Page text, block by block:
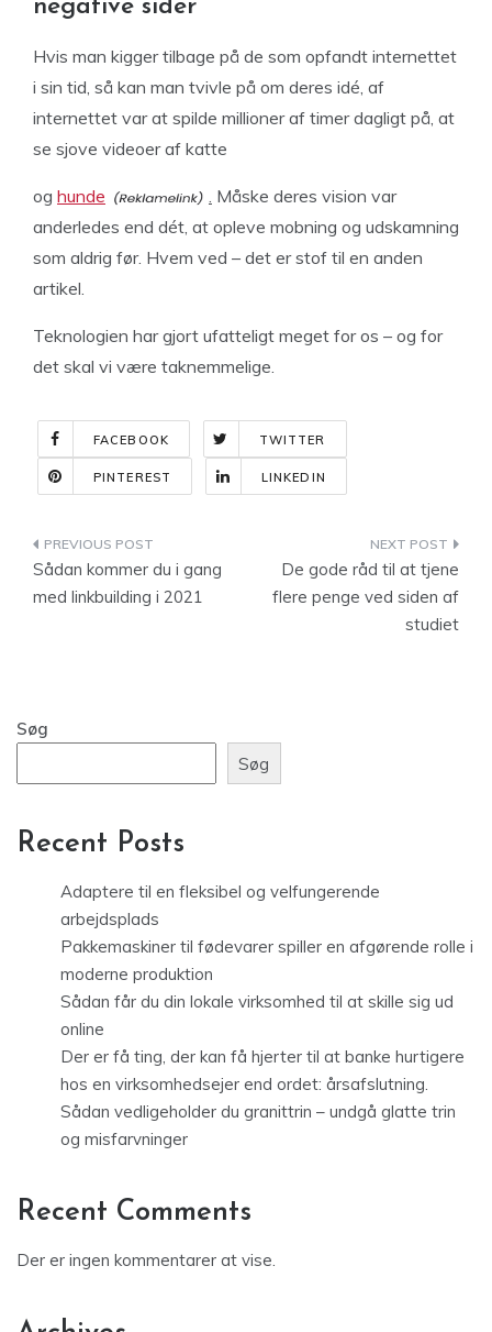
negative sider
Hvis man kigger tilbage på de som opfandt internettet
i sin tid, så kan man tvivle på om deres idé, af
internettet var at spilde millioner af timer dagligt på, at
se sjove videoer af katte
og hunde . Måske deres vision var
anderledes end dét, at opleve mobning og udskamning
som aldrig før. Hvem ved – det er stof til en anden
artikel.
Teknologien har gjort ufatteligt meget for os – og for
det skal vi være taknemmelige.
FACEBOOK TWITTER
PINTEREST LINKEDIN
Indlægsnavigation
Sådan kommer du i gang
med linkbuilding i 2021
De gode råd til at tjene
flere penge ved siden af
studiet
Søg
Søg
Recent Posts
Adaptere til en fleksibel og velfungerende
arbejdsplads
Pakkemaskiner til fødevarer spiller en afgørende rolle i
moderne produktion
Sådan får du din lokale virksomhed til at skille sig ud
online
Der er få ting, der kan få hjerter til at banke hurtigere
hos en virksomhedsejer end ordet: årsafslutning.
Sådan vedligeholder du granittrin – undgå glatte trin
og misfarvninger
Recent Comments
Der er ingen kommentarer at vise.